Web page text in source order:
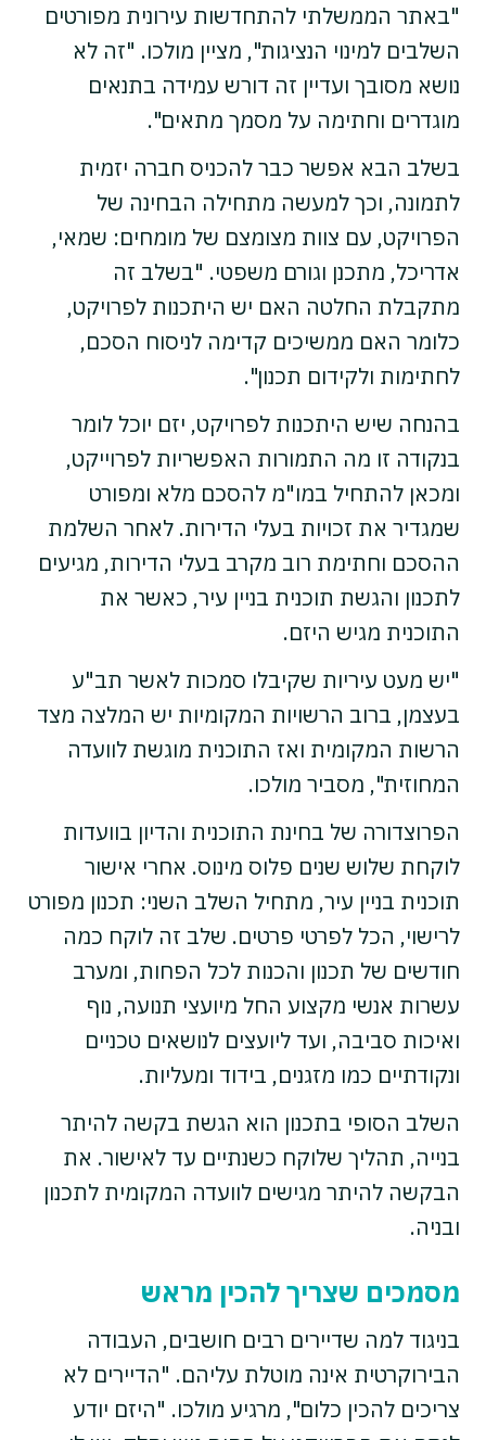
"באתר הממשלתי להתחדשות עירונית מפורטים
השלבים למינוי הנציגות", מציין מולכו. "זה לא
נושא מסובך ועדיין זה דורש עמידה בתנאים
מוגדרים וחתימה על מסמך מתאים".
בשלב הבא אפשר כבר להכניס חברה יזמית
לתמונה, וכך למעשה מתחילה הבחינה של
הפרויקט, עם צוות מצומצם של מומחים: שמאי,
אדריכל, מתכנן וגורם משפטי. "בשלב זה
מתקבלת החלטה האם יש היתכנות לפרויקט,
כלומר האם ממשיכים קדימה לניסוח הסכם,
לחתימות ולקידום תכנון".
בהנחה שיש היתכנות לפרויקט, יזם יוכל לומר
בנקודה זו מה התמורות האפשריות לפרוייקט,
ומכאן להתחיל במו"מ להסכם מלא ומפורט
שמגדיר את זכויות בעלי הדירות. לאחר השלמת
ההסכם וחתימת רוב מקרב בעלי הדירות, מגיעים
לתכנון והגשת תוכנית בניין עיר, כאשר את
התוכנית מגיש היזם.
"יש מעט עיריות שקיבלו סמכות לאשר תב"ע
בעצמן, ברוב הרשויות המקומיות יש המלצה מצד
הרשות המקומית ואז התוכנית מוגשת לוועדה
המחוזית", מסביר מולכו.
הפרוצדורה של בחינת התוכנית והדיון בוועדות
לוקחת שלוש שנים פלוס מינוס. אחרי אישור
תוכנית בניין עיר, מתחיל השלב השני: תכנון מפורט
לרישוי, הכל לפרטי פרטים. שלב זה לוקח כמה
חודשים של תכנון והכנות לכל הפחות, ומערב
עשרות אנשי מקצוע החל מיועצי תנועה, נוף
ואיכות סביבה, ועד ליועצים לנושאים טכניים
ונקודתיים כמו מזגנים, בידוד ומעליות.
השלב הסופי בתכנון הוא הגשת בקשה להיתר
בנייה, תהליך שלוקח כשנתיים עד לאישור. את
הבקשה להיתר מגישים לוועדה המקומית לתכנון
ובניה.
מסמכים שצריך להכין מראש
בניגוד למה שדיירים רבים חושבים, העבודה
הבירוקרטית אינה מוטלת עליהם. "הדיירים לא
צריכים להכין כלום", מרגיע מולכו. "היזם יודע